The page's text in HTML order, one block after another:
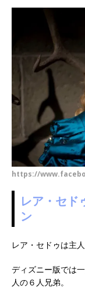
https://
レア・セド
ン
レア・セドゥは主
ディズニー版では
人の６人兄弟。